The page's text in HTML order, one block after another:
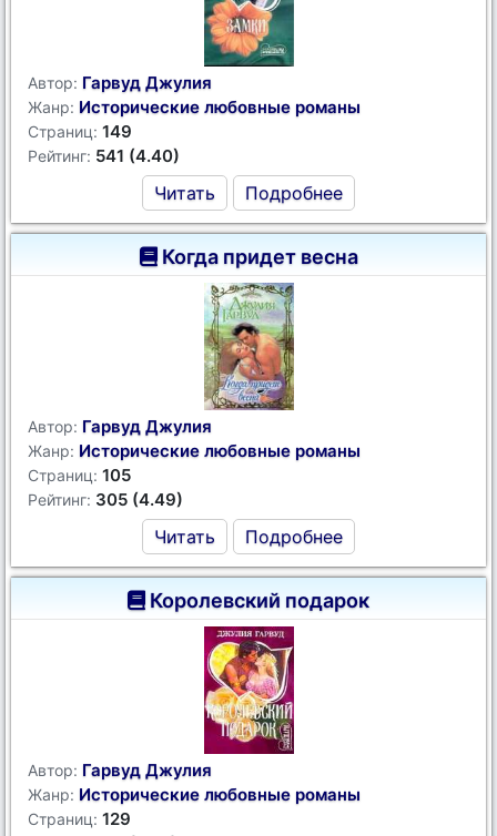
Автор: Гарвуд Джулия
Жанр: Исторические любовные романы
Страниц: 149
Рейтинг: 541 (4.40)
Читать Подробнее
Когда придет весна
Автор: Гарвуд Джулия
Жанр: Исторические любовные романы
Страниц: 105
Рейтинг: 305 (4.49)
Читать Подробнее
Королевский подарок
Автор: Гарвуд Джулия
Жанр: Исторические любовные романы
Страниц: 129